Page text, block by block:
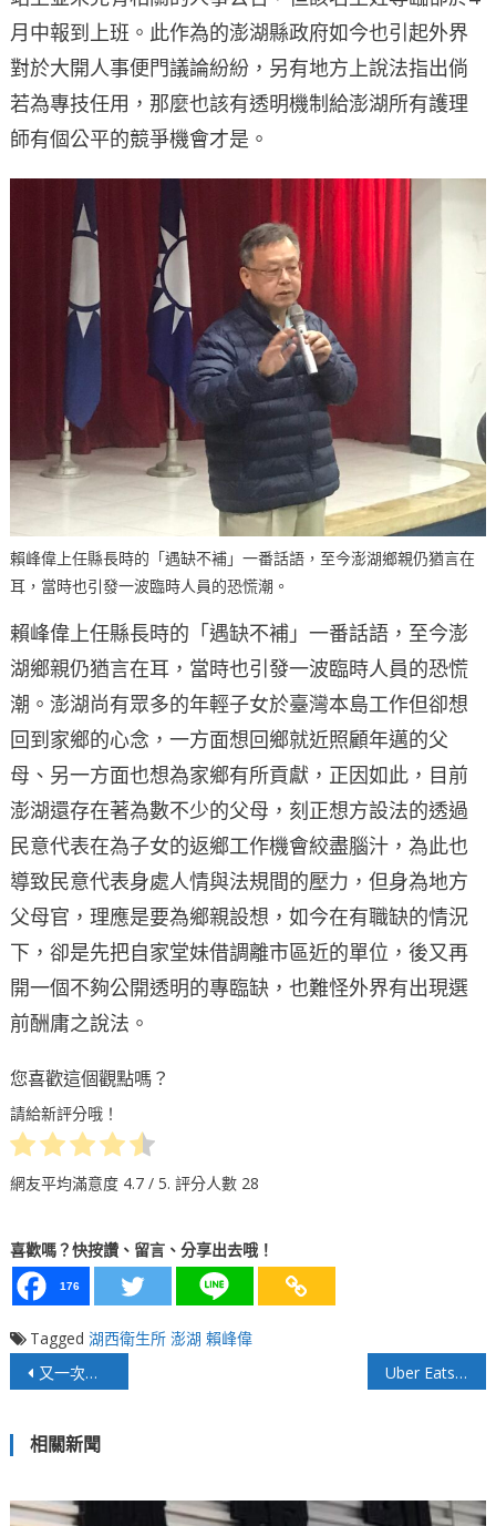
月中報到上班。此作為的澎湖縣政府如今也引起外界
對於大開人事便門議論紛紛，另有地方上說法指出倘
若為專技任用，那麼也該有透明機制給澎湖所有護理
師有個公平的競爭機會才是。
賴峰偉上任縣長時的「遇缺不補」一番話語，至今澎湖鄉親仍猶言在
耳，當時也引發一波臨時人員的恐慌潮。
賴峰偉上任縣長時的「遇缺不補」一番話語，至今澎
湖鄉親仍猶言在耳，當時也引發一波臨時人員的恐慌
潮。澎湖尚有眾多的年輕子女於臺灣本島工作但卻想
回到家鄉的心念，一方面想回鄉就近照顧年邁的父
母、另一方面也想為家鄉有所貢獻，正因如此，目前
澎湖還存在著為數不少的父母，刻正想方設法的透過
民意代表在為子女的返鄉工作機會絞盡腦汁，為此也
導致民意代表身處人情與法規間的壓力，但身為地方
父母官，理應是要為鄉親設想，如今在有職缺的情況
下，卻是先把自家堂妹借調離市區近的單位，後又再
開一個不夠公開透明的專臨缺，也難怪外界有出現選
前酬庸之說法。
您喜歡這個觀點嗎？
請給新評分哦！
網友平均滿意度 4.7/ 5. 評分人數 28
喜歡嗎？快按讚、留言、分享出去哦！
176
Tagged 湖西衛生所 澎湖 賴峰偉
文
導
覽
又一次美軍侵略後的帝國墳場阿富汗 Uber Eats、Foodpanda擁百億外送商機 台灣餐飲市場受益還受害？
相關新聞